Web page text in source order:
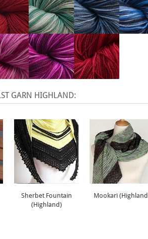
GARN HIGHLAND:
Sherbet Fountain
(Highland)
Mookari